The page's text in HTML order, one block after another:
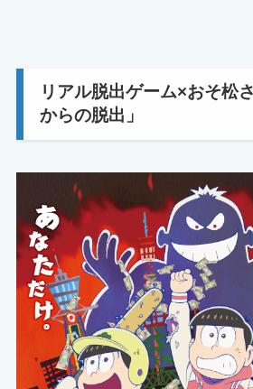
リアル脱出ゲーム×おそ松
からの脱出」